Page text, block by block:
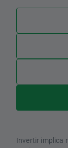
Invertir implica